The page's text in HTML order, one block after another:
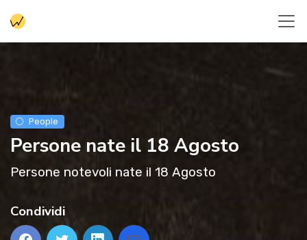
People
Persone nate il 18 Agosto
Persone notevoli nate il 18 Agosto
Condividi